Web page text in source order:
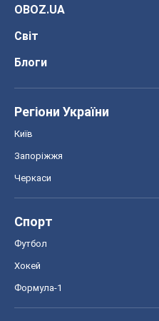
OBOZ.UA
Світ
Блоги
Регіони України
Київ
Запоріжжя
Черкаси
Спорт
Футбол
Хокей
Формула-1